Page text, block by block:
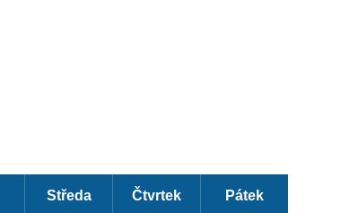
Středa Čtvrtek Pátek